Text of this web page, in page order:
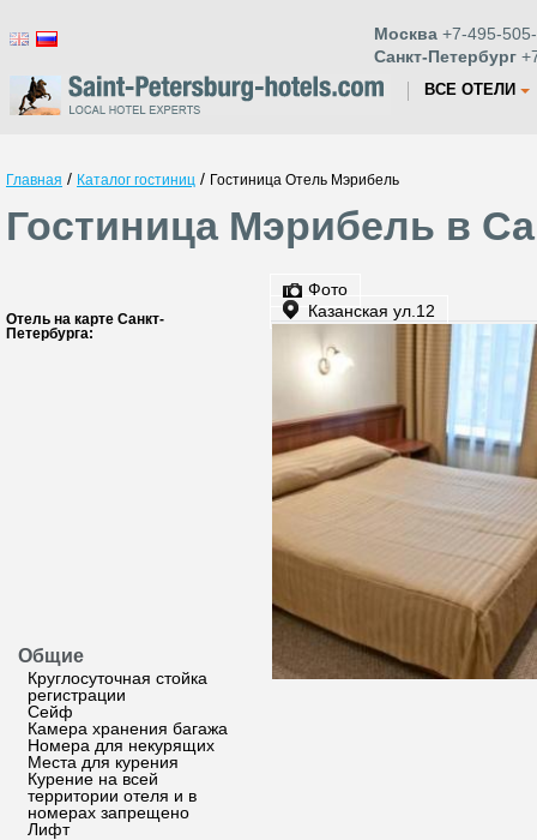
Москва +7-495-
Санкт-Петербург
ВСЕ ОТЕЛИ
Главная / Каталог гостиниц / Гостиница Отель Мэрибель
Гостиница Мэрибель в
Отель на карте Санкт-
Петербурга:
Общие
Круглосуточная стойка
регистрации
Сейф
Камера хранения багажа
Номера для некурящих
Места для курения
Курение на всей
территории отеля и в
номерах запрещено
Лифт
Фото
Казанская ул.12